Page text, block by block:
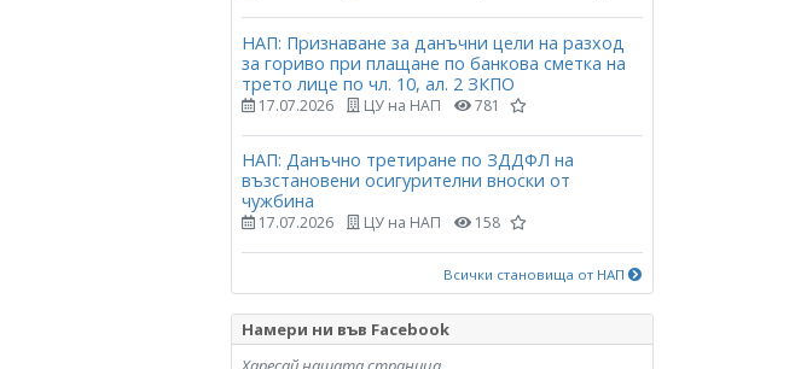
НАП: Признаване за данъчни цели на разход
за гориво при плащане по банкова сметка на
трето лице по чл. 10, ал. 2 ЗКПО
17.07.2026 ЦУ на НАП 781
НАП: Данъчно третиране по ЗДДФЛ на
възстановени осигурителни вноски от
чужбина
17.07.2026 ЦУ на НАП 158
Всички становища от НАП
Намери ни във Facebook